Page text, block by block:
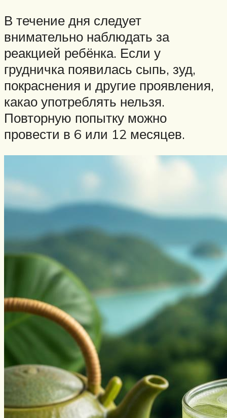
В течение дня следует
внимательно наблюдать за
реакцией ребёнка. Если у
грудничка появилась сыпь, зуд,
покраснения и другие проявления,
какао употреблять нельзя.
Повторную попытку можно
провести в 6 или 12 месяцев.